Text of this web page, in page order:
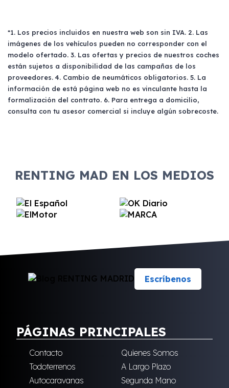
*1. Los precios incluidos en nuestra web son sin IVA. 2. Las
imágenes de los vehículos pueden no corresponder con el
modelo ofertado. 3. Las ofertas y precios de nuestros coches
están sujetos a disponibilidad de las campañas de los
proveedores. 4. Cambio de neumáticos obligatorios. 5. La
información de está página web no es vinculante hasta la
formalización del contrato. 6. Para entrega a domicilio,
consulta con tu asesor comercial si incluye algún sobrecoste.
RENTING MAD EN LOS MEDIOS
Escríbenos
PÁGINAS PRINCIPALES
Contacto
Quienes Somos
Todoterrenos
A Largo Plazo
Autocaravanas
Segunda Mano